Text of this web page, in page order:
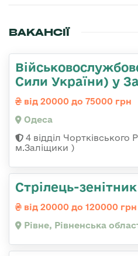
ВАКАНСІЇ
Сили України) у
від 20000 до 75000 грн
Одеса
4 відділ
м.Заліщики )
Стрілець-зенітник
від 20000 до 120000 грн
Рівне, Рівненська